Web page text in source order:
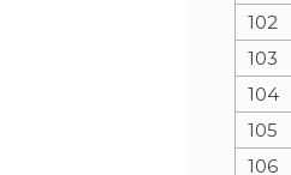
102
103
104
105
106